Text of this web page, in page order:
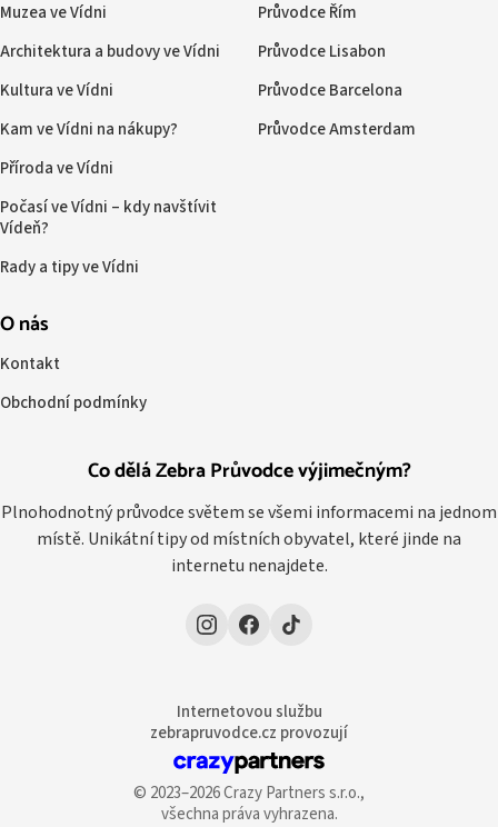
Co dělá Zebra Průvodce výjimečným?
Plnohodnotný průvodce světem se všemi informacemi na jednom
místě. Unikátní tipy od místních obyvatel, které jinde na
internetu nenajdete.
Muzea ve Vídni
Architektura a budovy ve Vídni
Kultura ve Vídni
Kam ve Vídni na nákupy?
Příroda ve Vídni
Počasí ve Vídni – kdy navštívit
Vídeň?
Rady a tipy ve Vídni
Průvodce Řím
Průvodce Lisabon
Průvodce Barcelona
Průvodce Amsterdam
O nás
Kontakt
Obchodní podmínky
Internetovou službu
zebrapruvodce.cz provozují
© 2023–2026 Crazy Partners s.r.o.,
všechna práva vyhrazena.